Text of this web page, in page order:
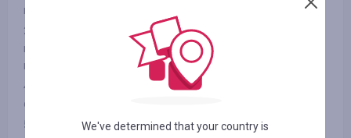
промокоды
3. Выбранный Вами товар участвует в кэшбэке (в
некоторых интернет-магазинах есть разделение на
категории, смотрите вкладку «ИНФОРМАЦИЯ/УСЛОВИЯ» )
4. После оплаты товара Вами в интернет-магазине, Вы не
отказались от товара по каким либо причинам
5. Вы не используете или отключили специальные
We've determined that your country is